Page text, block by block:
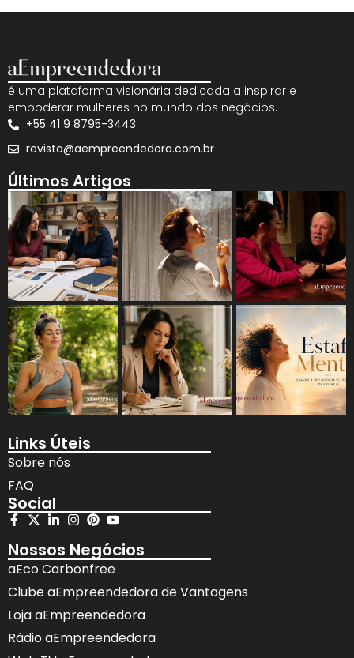
é uma plataforma visionária dedicada a inspirar e
empoderar mulheres no mundo dos negócios.
+55 41 9 8795-3443
revista@aempreendedora.com.br
Últimos Artigos
Links Úteis
Sobre nós
FAQ
Social
Nossos Negócios
aEco Carbonfree
Clube aEmpreendedora de Vantagens
Loja aEmpreendedora
Rádio aEmpreendedora